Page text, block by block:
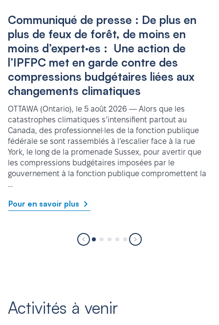
Communiqué de presse : De plus en
plus de feux de forêt, de moins en
moins d’expert·es : Une action de
l’IPFPC met en garde contre des
compressions budgétaires liées aux
changements climatiques
OTTAWA (Ontario), le 5 août 2026 — Alors que les
catastrophes climatiques s’intensifient partout au
Canada, des professionnel·les de la fonction publique
fédérale se sont rassemblés à l’escalier face à la rue
York, le long de la promenade Sussex, pour avertir que
les compressions budgétaires imposées par le
gouvernement à la fonction publique compromettent la
…
Pour en savoir plus
Activités à venir